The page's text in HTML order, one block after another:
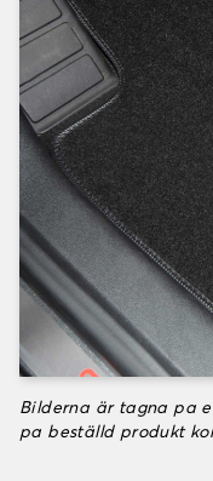
Bilderna är tagna pa
pa beställd produkt